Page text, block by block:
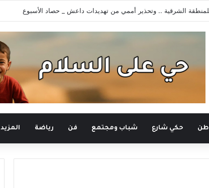
الشرقية .. وتحذير أممي من تهديدات داعش _ حصاد الأسبوع
حكي شارع شباب ومجتمع فن رياضة المزيد